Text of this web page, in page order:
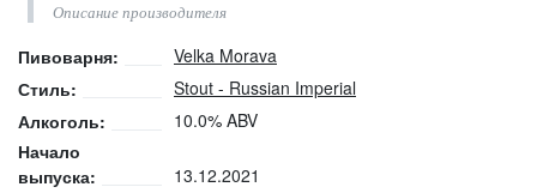
Описание производителя
Пивоварня:
Velka Morava
Стиль:
Stout - Russian Imperial
Алкоголь:
10.0% ABV
Начало
выпуска:
13.12.2021